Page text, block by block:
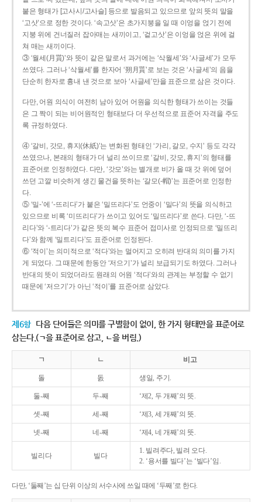
붙은 형태가 [고사시/고사슬] 등으로 발음되고 있으므로 앞의 뜻의 말을
‘고삿’으로 정한 것이다. ‘속고삿’은 초가지붕을 일 때 이엉을 얹기 전에
지붕 위에 건너질러 잡아매는 새끼이고, ‘겉고삿’은 이엉을 얹은 위에 걸
쳐 매는 새끼이다.
③ ‘월세(月貰)’와 뜻이 같은 말로서 과거에는 ‘삭월세’와 ‘사글세’가 모두
쓰였다. 그러나 ‘삭월세’를 한자어 ‘朔月貰’로 보는 것은 ‘사글세’의 음을
단순히 한자로 흉내 낸 것으로 보아 ‘사글세’만을 표준으로 삼은 것이다.
다만, 어원 의식이 여전히 남아 있어 어원을 의식한 형태가 쓰이는 것들
은 그 짝이 되는 비어원적인 형태보다 더 우선적으로 표준어 자격을 주도
록 규정하였다.
④ ‘갈비, 갓모, 휴지(休紙)’는 변화된 형태인 ‘가리, 갈모, 수지’ 등도 각각
쓰였으나, 본래의 형태가 더 널리 쓰이므로 ‘갈비, 갓모, 휴지’의 형태를
표준어로 인정하였다. 다만, ‘갓모’와는 별개로 비가 올 때 갓 위에 덮어
쓰던 고깔 비슷하게 생긴 물건을 뜻하는 ‘갈모(-帽)’는 표준어로 인정한
다.
⑤ ‘밀-’에 ‘-뜨리다’가 붙은 ‘밀뜨리다’도 언중이 ‘밀다’의 뜻을 의식하고
있으므로 비록 ‘미뜨리다’가 쓰이고 있어도 ‘밀뜨리다’로 쓴다. 다만, ‘-뜨
리다’와 ‘-트리다’가 같은 뜻의 복수 표준어 접미사로 인정되므로 ‘밀뜨리
다’와 함께 ‘밀트리다’도 표준어로 인정된다.
⑥ ‘적이’는 의미적으로 ‘적다’와는 멀어지고 오히려 반대의 의미를 가지
게 되었다. 그 때문에 한동안 ‘저으기’가 널리 보급되기도 하였다. 그러나
반대의 뜻이 되었더라도 원래의 어원 ‘적다’와의 관계는 부정할 수 없기
때문에 ‘저으기’가 아닌 ‘적이’를 표준어로 삼았다.
제6항 다음 단어들은 의미를 구별함이 없이, 한 가지 형태만을 표준어로
삼는다.(ㄱ을 표준어로 삼고, ㄴ을 버림.)
ㄱ ㄴ 비고
돌 돐 생일, 주기.
둘-째 두-째 ‘제2, 두 개째’의 뜻.
셋-째 세-째 ‘제3, 세 개째’의 뜻.
넷-째 네-째 ‘제4, 네 개째’의 뜻.
빌리다 빌다
1. 빌려주다, 빌려 오다.
2. ‘용서를 빌다’는 ‘빌다’임.
다만, ‘둘째’는 십 단위 이상의 서수사에 쓰일 때에 ‘두째’로 한다.